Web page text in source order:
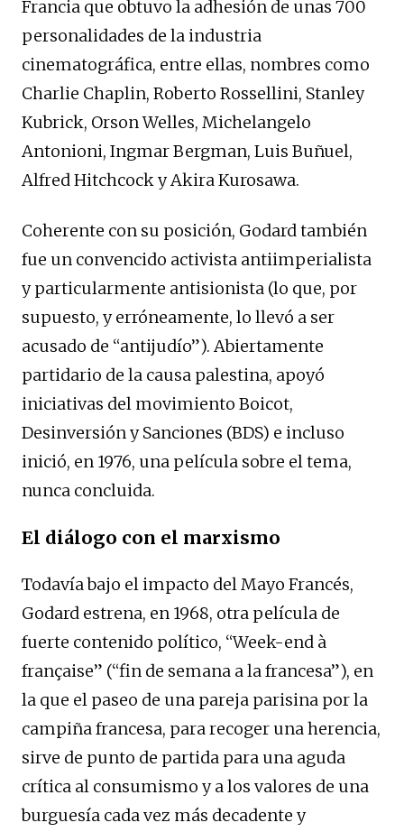
Francia que obtuvo la adhesión de unas 700
personalidades de la industria
cinematográfica, entre ellas, nombres como
Charlie Chaplin, Roberto Rossellini, Stanley
Kubrick, Orson Welles, Michelangelo
Antonioni, Ingmar Bergman, Luis Buñuel,
Alfred Hitchcock y Akira Kurosawa.
Coherente con su posición, Godard también
fue un convencido activista antiimperialista
y particularmente antisionista (lo que, por
supuesto, y erróneamente, lo llevó a ser
acusado de “antijudío”). Abiertamente
partidario de la causa palestina, apoyó
iniciativas del movimiento Boicot,
Desinversión y Sanciones (BDS) e incluso
inició, en 1976, una película sobre el tema,
nunca concluida.
El diálogo con el marxismo
Todavía bajo el impacto del Mayo Francés,
Godard estrena, en 1968, otra película de
fuerte contenido político, “Week-end à
française” (“fin de semana a la francesa”), en
la que el paseo de una pareja parisina por la
campiña francesa, para recoger una herencia,
sirve de punto de partida para una aguda
crítica al consumismo y a los valores de una
burguesía cada vez más decadente y